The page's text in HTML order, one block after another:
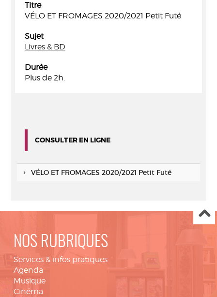
Titre
VÉLO ET FROMAGES 2020/2021 Petit Futé
Sujet
Livres & BD
Durée
Plus de 2h.
CONSULTER EN LIGNE
VÉLO ET FROMAGES 2020/2021 Petit Futé
NOS RUBRIQUES
Services & infos pratiques
Agenda
Musique
Cinéma